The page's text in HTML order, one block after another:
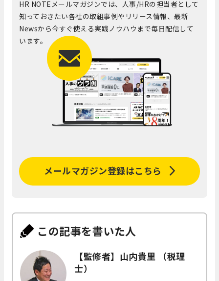
HR NOTEメールマガジンでは、人事/HRの担当者として
知っておきたい各社の取組事例やリリース情報、最新
Newsから今すぐ使える実践ノウハウまで毎日配信して
います。
メールマガジン登録はこちら
この記事を書いた人
【監修者】山内貴里 （税理
士）